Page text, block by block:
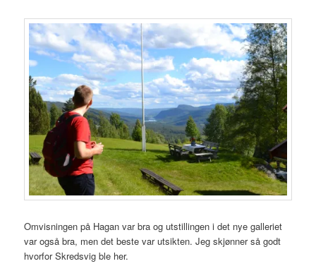
Omvisningen på Hagan var bra og utstillingen i det nye galleriet
var også bra, men det beste var utsikten. Jeg skjønner så godt
hvorfor Skredsvig ble her.